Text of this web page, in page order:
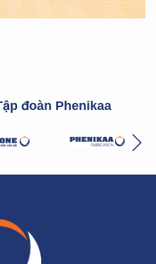
đoàn Phenikaa